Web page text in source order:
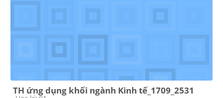
TH ứng dụng khối ngành Kinh tế_1709_2531